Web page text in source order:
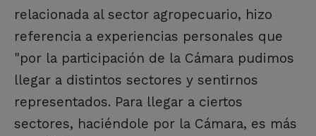
relacionada al sector agropecuario, hizo
referencia a experiencias personales que
"por la participación de la Cámara pudimos
llegar a distintos sectores y sentirnos
representados. Para llegar a ciertos
sectores, haciéndole por la Cámara, es más